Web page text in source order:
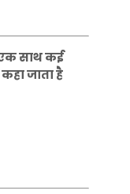
साथ कई
जाता है